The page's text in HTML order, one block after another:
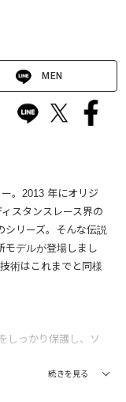
MEN
。2013 年にオリジ
スタンスレース界の
シリーズ。そんな伝説
モデルが登場しまし
術はこれまでと同様
しっかり保護し、ソ
続きを見る